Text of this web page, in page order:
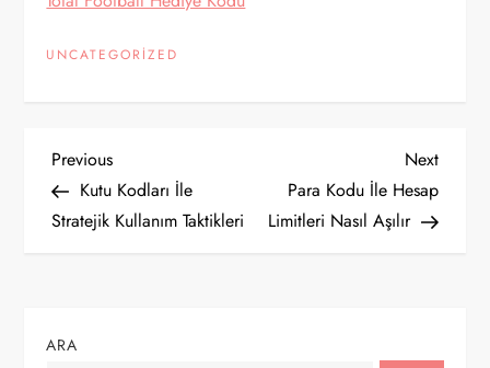
UNCATEGORIZED
Y
a
Previous
Post
Previous
Kutu Kodları İle
Stratejik Kullanım Taktikleri
Next
Post
Next
Para Kodu İle Hesap
Limitleri Nasıl Aşılır
ARA